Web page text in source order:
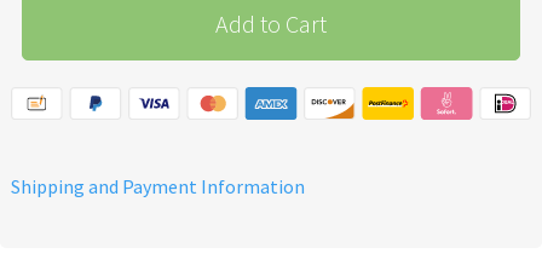
Add to Cart
Shipping and Payment Information